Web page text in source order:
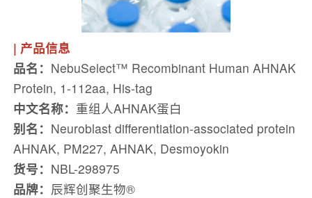
| 产品信息
品名： NebuSelect™ Recombinant Human AHNAK
Protein, 1-112aa, His-tag
中文名称： 重组人AHNAK蛋白
别名： Neuroblast differentiation-associated protein
AHNAK, PM227, AHNAK, Desmoyokin
货号： NBL-298975
品牌： 辰辉创聚生物®️